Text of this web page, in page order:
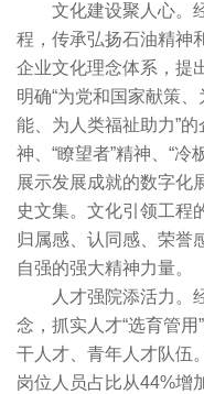
文化建设聚人心。
程，传承弘扬石油精神
企业文化理念体系，提
明确“为党和国家献策
能、为人类福祉助力”
神、“瞭望者”精神、“冷
展示发展成就的数字化
史文集。文化引领工程
归属感、认同感、荣誉
自强的强大精神力量。
人才强院添活力。
念，抓实人才“选育管
干人才、青年人才队伍
岗位人员占比从44%增